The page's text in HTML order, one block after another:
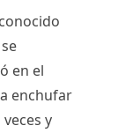
en el
enchufar
y